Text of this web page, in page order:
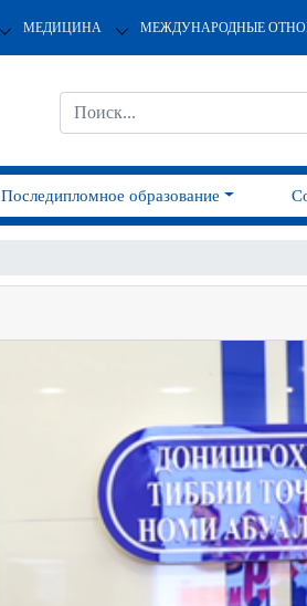
МЕДИЦИНА МЕЖДУНАРОДНЫЕ
Последипломное образование